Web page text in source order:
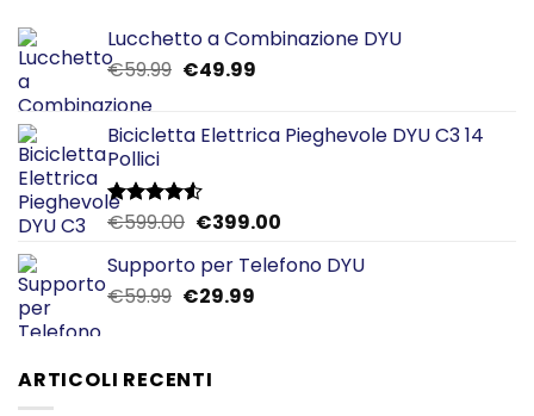
Lucchetto a Combinazione DYU
€59.99 Il
era:
€49.99Il
è:
Bicicletta Elettrica Pieghevole DYU C3 14
Pollici
Valutato
€599.00 Il
originale
era:
€399.00Il
attuale
Supporto per Telefono DYU
€59.99 Il
era:
€59.99.
€29.99Il
ARTICOLI RECENTI